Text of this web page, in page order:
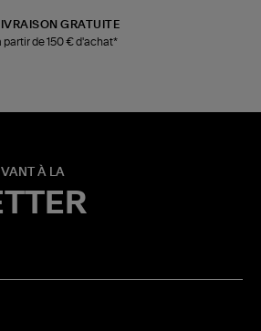
LIVRAISON GRATUITE
partir de 150 € d'achat*
À LA